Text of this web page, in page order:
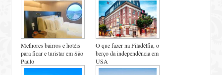
Melhores bairros e hotéis
para ficar e turistar em São
Paulo
O que fazer na Filadélfia, o
berço da independência em
USA